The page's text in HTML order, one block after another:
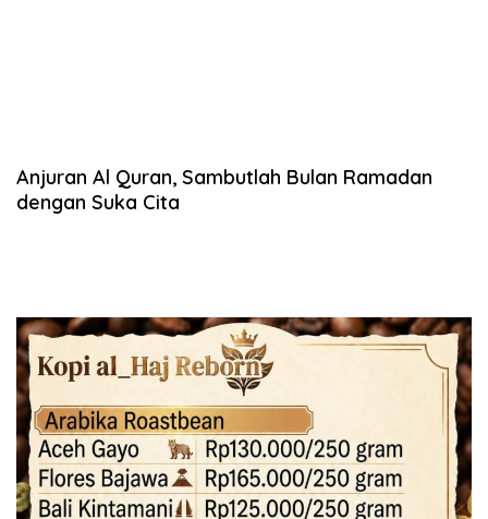
Anjuran Al Quran, Sambutlah Bulan Ramadan
dengan Suka Cita